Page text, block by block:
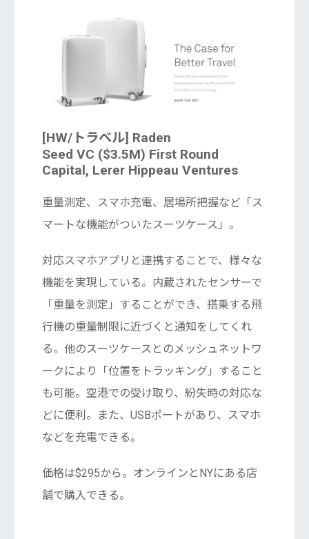
[HW/トラベル] Raden
Seed VC ($3.5M) First Round
Capital, Lerer Hippeau Ventures
重量測定、スマホ充電、居場所把握など「ス
マートな機能がついたスーツケース」。
対応スマホアプリと連携することで、様々な
機能を実現している。内蔵されたセンサーで
「重量を測定」することができ、搭乗する飛
行機の重量制限に近づくと通知をしてくれ
る。他のスーツケースとのメッシュネットワ
ークにより「位置をトラッキング」すること
も可能。空港での受け取り、紛失時の対応な
どに便利。また、USBポートがあり、スマホ
などを充電できる。
価格は$295から。オンラインとNYにある店
舗で購入できる。